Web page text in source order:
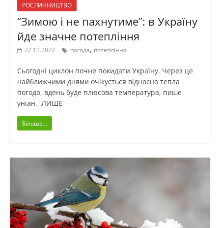
РОСЛИННИЦТВО
“Зимою і не пахнутиме”: в Україну
йде значне потепління
22.11.2022 погода, потепління
Сьогодні циклон почне покидати Україну. Через це
найближчими днями очікується відносно тепла
погода, вдень буде плюсова температура, пише
уніан. ЛИШЕ
Більше...